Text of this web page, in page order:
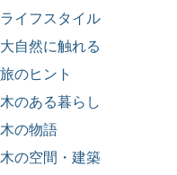
ライフスタイル
大自然に触れる
旅のヒント
木のある暮らし
木の物語
木の空間・建築